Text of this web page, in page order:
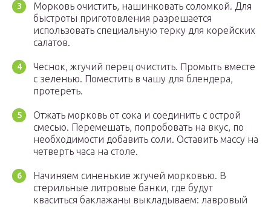
Морковь очистить, нашинковать соломкой. Для
быстроты приготовления разрешается
использовать специальную терку для корейских
салатов.
Чеснок, жгучий перец очистить. Промыть вместе
с зеленью. Поместить в чашу для блендера,
протереть.
Отжать морковь от сока и соединить с острой
смесью. Перемешать, попробовать на вкус, по
необходимости добавить соли. Оставить массу на
четверть часа на столе.
Начиняем синенькие жгучей морковью. В
стерильные литровые банки, где будут
кваситься баклажаны выкладываем: лавровый